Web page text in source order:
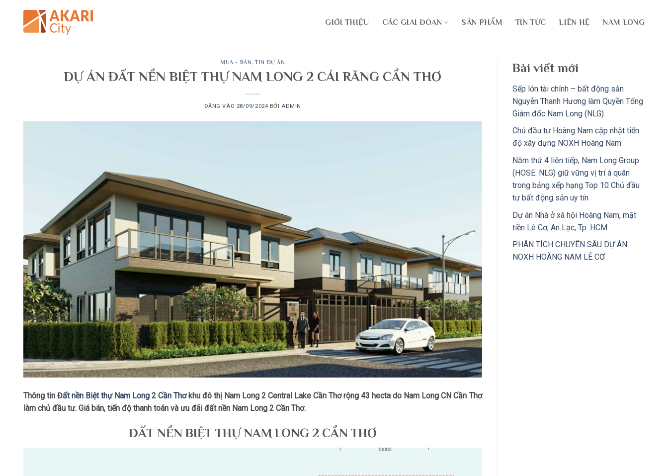
GIỚI THIỆU CÁC GIAI ĐOẠN SẢN PHẨM TIN TỨC LIÊN HỆ NAM LONG
MUA - BÁN,TIN DỰ ÁN
DỰ ÁN ĐẤT NỀN BIỆT THỰ NAM LONG 2 CÁI RĂNG CẦN THƠ
ĐĂNG VÀO 28/09/2024 BỞI ADMIN
Thông tinĐất nền Biệt thự Nam Long 2 Cần Thơkhu đô thị Nam Long 2 Central Lake Cần Thơ rộng 43 hecta do Nam Long CN Cần Thơ
làm chủ đầu tư. Giá bán, tiến độ thanh toán và ưu đãi đất nền Nam Long 2 Cần Thơ.
ĐẤT NỀN BIỆT THỰ NAM LONG 2 CẦN THƠ
Bài viết mới
Sếp lớn tài chính – bất động sản
Nguyễn Thanh Hương làm Quyền Tổng
Giám đốc Nam Long (NLG)
Chủ đầu tư Hoàng Nam cập nhật tiến
độ xây dựng NOXH Hoàng Nam
Năm thứ 4 liên tiếp, Nam Long Group
(HOSE: NLG) giữ vững vị trí á quân
trong bảng xếp hạng Top 10 Chủ đầu
tư bất động sản uy tín
Dự án Nhà ở xã hội Hoàng Nam, mặt
tiền Lê Cơ, An Lạc, Tp. HCM
PHÂN TÍCH CHUYÊN SÂU DỰ ÁN
NOXH HOÀNG NAM LÊ CƠ